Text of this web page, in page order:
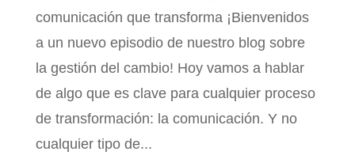
comunicación que transforma ¡Bienvenidos
a un nuevo episodio de nuestro blog sobre
la gestión del cambio! Hoy vamos a hablar
de algo que es clave para cualquier proceso
de transformación: la comunicación. Y no
cualquier tipo de...